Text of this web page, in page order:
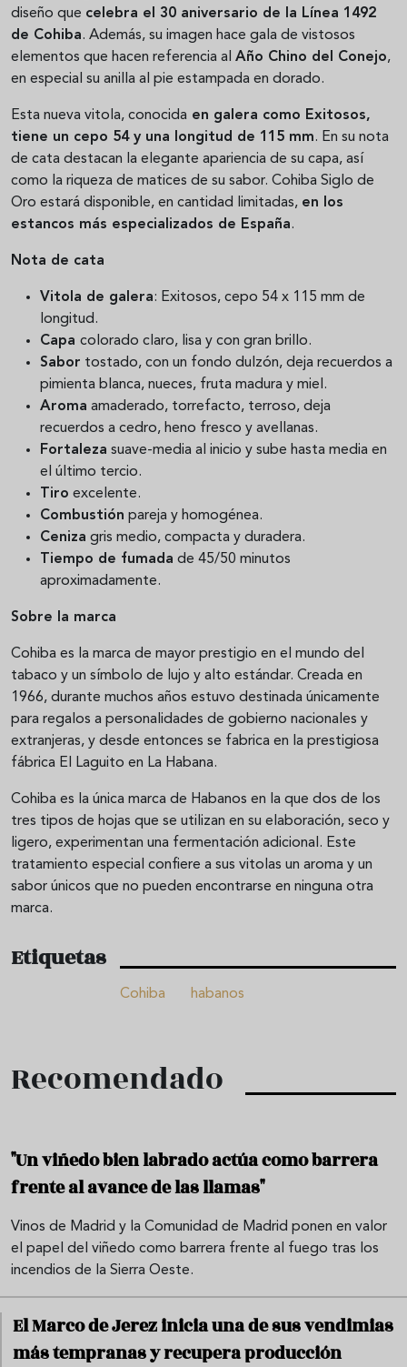
diseño que celebra el 30 aniversario de la Línea 1492
de Cohiba. Además, su imagen hace gala de vistosos
elementos que hacen referencia al Año Chino del Conejo,
en especial su anilla al pie estampada en dorado.
Esta nueva vitola, conocida en galera como Exitosos,
tiene un cepo 54 y una longitud de 115 mm. En su nota
de cata destacan la elegante apariencia de su capa, así
como la riqueza de matices de su sabor. Cohiba Siglo de
Oro estará disponible, en cantidad limitadas, en los
estancos más especializados de España.
Nota de cata
Vitola de galera: Exitosos, cepo 54 x 115 mm de
longitud.
Capa colorado claro, lisa y con gran brillo.
Sabor tostado, con un fondo dulzón, deja recuerdos a
pimienta blanca, nueces, fruta madura y miel.
Aroma amaderado, torrefacto, terroso, deja
recuerdos a cedro, heno fresco y avellanas.
Fortaleza suave-media al inicio y sube hasta media en
el último tercio.
Tiro excelente.
Combustión pareja y homogénea.
Ceniza gris medio, compacta y duradera.
Tiempo de fumada de 45/50 minutos
aproximadamente.
Sobre la marca
Cohiba es la marca de mayor prestigio en el mundo del
tabaco y un símbolo de lujo y alto estándar. Creada en
1966, durante muchos años estuvo destinada únicamente
para regalos a personalidades de gobierno nacionales y
extranjeras, y desde entonces se fabrica en la prestigiosa
fábrica El Laguito en La Habana.
Cohiba es la única marca de Habanos en la que dos de los
tres tipos de hojas que se utilizan en su elaboración, seco y
ligero, experimentan una fermentación adicional. Este
tratamiento especial confiere a sus vitolas un aroma y un
sabor únicos que no pueden encontrarse en ninguna otra
marca.
Etiquetas
Cohiba habanos
Recomendado
"Un viñedo bien labrado actúa como barrera
frente al avance de las llamas"
Vinos de Madrid y la Comunidad de Madrid ponen en valor
el papel del viñedo como barrera frente al fuego tras los
incendios de la Sierra Oeste.
El Marco de Jerez inicia una de sus vendimias
más tempranas y recupera producción